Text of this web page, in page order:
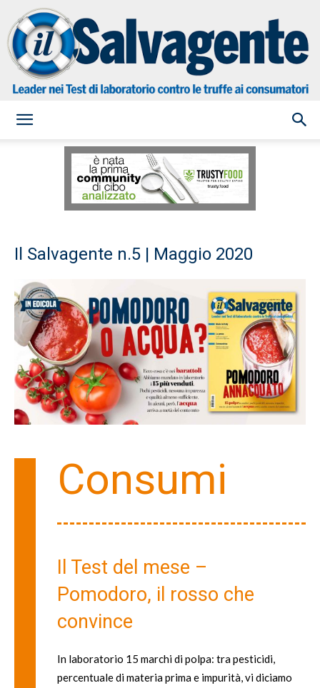
Salvagente
Il Salvagente n.5 | Maggio 2020
Consumi
Il Test del mese –
Pomodoro, il rosso che
convince
In laboratorio 15 marchi di polpa: tra pesticidi,
percentuale di materia prima e impurità, vi diciamo